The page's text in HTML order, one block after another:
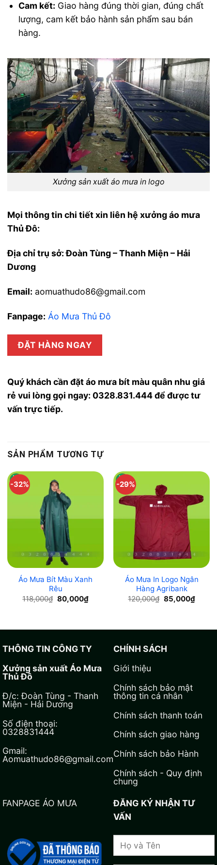
Cam kết: Giao hàng đúng thời gian, đúng chất
lượng, cam kết bảo hành sản phẩm sau bán
hàng.
Xưởng sản xuất áo mưa in logo
Mọi thông tin chi tiết xin liên hệ xưởng áo mưa
Thủ Đô:
Địa chỉ trụ sở: Đoàn Tùng – Thanh Miện – Hải
Dương
Email: aomuathudo86@gmail.com
Fanpage: Áo Mưa Thủ Đô
ĐẶT HÀNG NGAY
Quý khách cần đặt áo mưa bít màu quân nhu giá
rẻ vui lòng gọi ngay: 0328.831.444 để được tư
vấn trực tiếp.
SẢN PHẨM TƯƠNG TỰ
-32%
Áo Mưa Bít Màu Xanh
Rêu
118,000₫ Original
price
80,000₫Current
price
-29%
Áo Mưa In Logo Ngân
Hàng Agribank
120,000₫ Original
price
85,000₫
price
THÔNG TIN CÔNG TY
Xưởng sản xuất Áo Mưa
Thủ Đô
Đ/c: Đoàn Tùng - Thanh
Miện - Hải Dương
Số điện thoại:
0328831444
Gmail:
Aomuathudo86@gmail.com
CHÍNH SÁCH
Giới thiệu
Chính sách bảo mật
thông tin cá nhân
Chính sách thanh toán
Chính sách giao hàng
Chính sách bảo Hành
Chính sách - Quy định
chung
FANPAGE ÁO MƯA
ĐĂNG KÝ NHẬN TƯ
VẤN